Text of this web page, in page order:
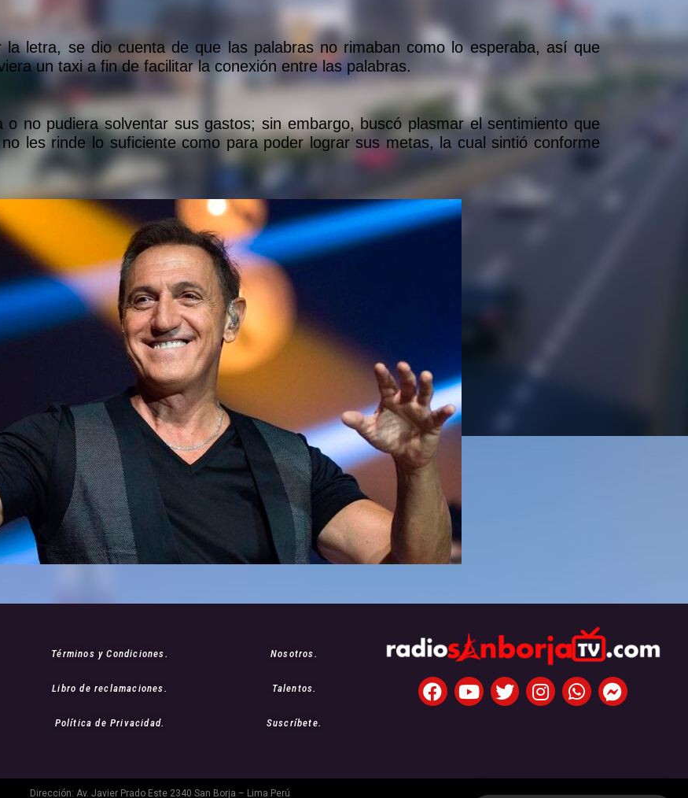
la letra, se dio cuenta de que las palabras no rimaban como lo esperaba, así que
un taxi a fin de facilitar la conexión entre las palabras.
no pudiera solventar sus gastos; sin embargo, buscó plasmar el sentimiento que
les rinde lo suficiente como para poder lograr sus metas, la cual sintió conforme
Términos y Condiciones.
Libro de reclamaciones.
Política de Privacidad.
Nosotros.
Talentos.
Suscríbete.
Dirección: Av. Javier Prado Este 2340 San Borja – Lima Perú